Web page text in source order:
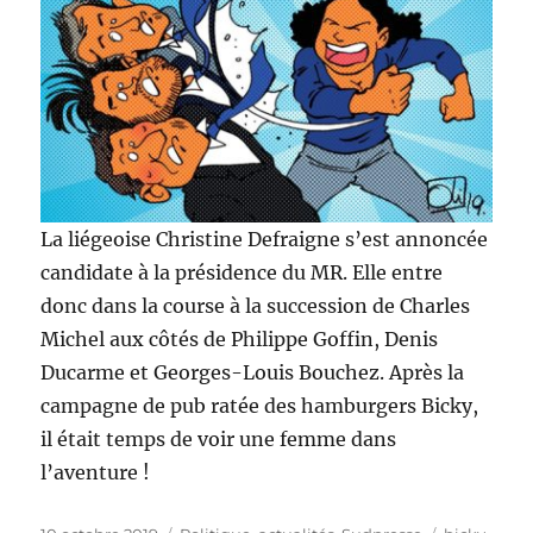
La liégeoise Christine Defraigne s’est annoncée
candidate à la présidence du MR. Elle entre
donc dans la course à la succession de Charles
Michel aux côtés de Philippe Goffin, Denis
Ducarme et Georges-Louis Bouchez. Après la
campagne de pub ratée des hamburgers Bicky,
il était temps de voir une femme dans
l’aventure !